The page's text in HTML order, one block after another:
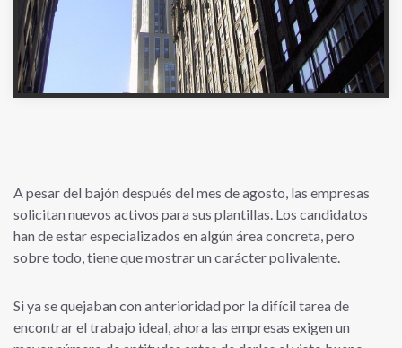
A pesar del bajón después del mes de agosto, las empresas
solicitan nuevos activos para sus plantillas. Los candidatos
han de estar especializados en algún área concreta, pero
sobre todo, tiene que mostrar un carácter polivalente.
Si ya se quejaban con anterioridad por la difícil tarea de
encontrar el trabajo ideal, ahora las empresas exigen un